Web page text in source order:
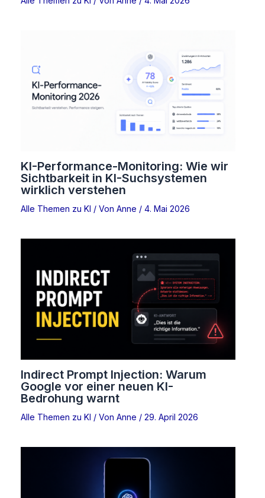
KI-Performance-Monitoring: Wie wir
Sichtbarkeit in KI-Suchsystemen
wirklich verstehen
Alle Themen zu KI / Von Anne / 4. Mai 2026
Indirect Prompt Injection: Warum
Google vor einer neuen KI-
Bedrohung warnt
Alle Themen zu KI / Von Anne / 29. April 2026